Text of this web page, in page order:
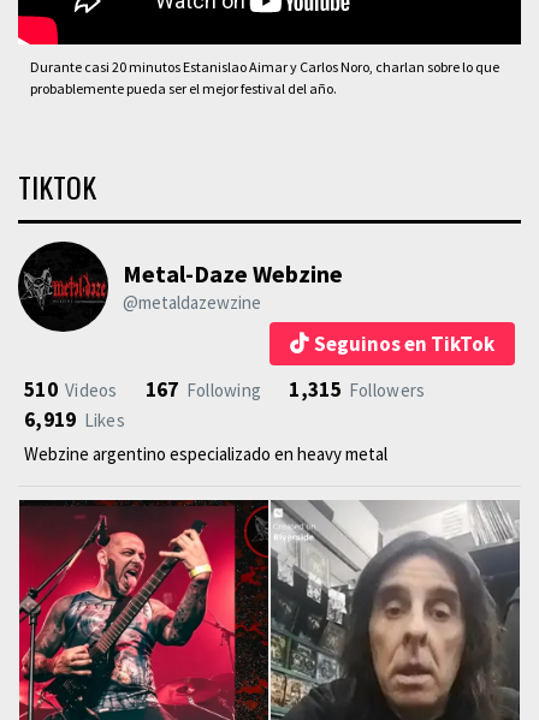
Durante casi 20 minutos Estanislao Aimar y Carlos Noro, charlan sobre lo que
probablemente pueda ser el mejor festival del año.
TIKTOK
Metal-Daze Webzine
@metaldazewzine
Seguinos en TikTok
510 Videos 167 Following 1,315 Followers
6,919 Likes
Webzine argentino especializado en heavy metal